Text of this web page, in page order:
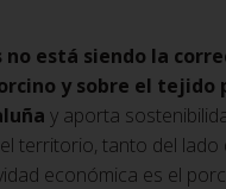
está siendo la
y sobre el tejido
y aporta
territorio, tanto del
económica es el